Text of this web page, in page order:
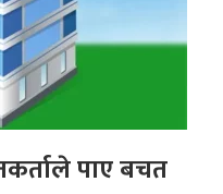
पाए बचत